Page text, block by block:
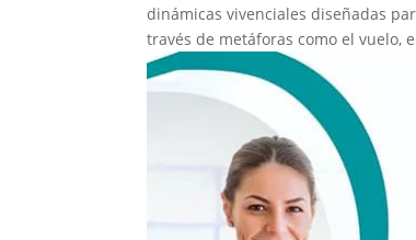
dinámicas vivenciales diseñadas
través de metáforas como el vuelo,